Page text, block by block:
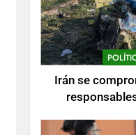
Irán se